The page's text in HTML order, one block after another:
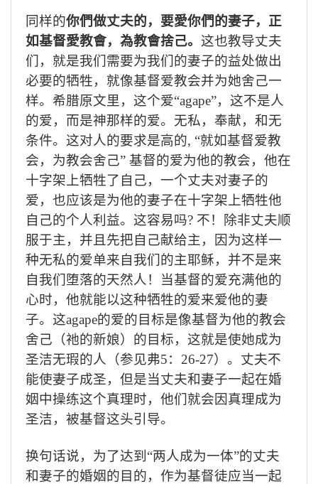
同样的你們做丈夫的，要愛你們的妻子，正
如基督愛教會，為教會捨己。 这也教导丈夫
们，就是我们需要为我们的妻子的益处做出
必要的牺牲，就像基督爱教会并为她舍己一
样。希腊原文里，这个爱“agape”，这不是人
的爱，而是神那样的爱。无私，奉献，和无
条件。这对人的要求是高的, “就如基督爱教
会，为教会舍己” 基督的爱为他的教会，他在
十字架上牺牲了自己，一个丈夫对妻子的
爱，也应该是为他的妻子在十字架上牺牲他
自己的个人利益。这容易吗? 不！
除非丈夫顺
服于主，并且先把自己献给主，因为这样一
种无私的爱单来自我们的主耶稣，并不是来
自我们堕落的天然人！当基督的爱充满他的
心时，他就能以这种牺牲的爱来爱他的妻
子。这agape的爱的目标是像基督为他的教会
舍己（祂的新娘）的目标，这就是使她成为
圣洁无瑕的人（参见弗5： 26-27）。丈夫不
能使妻子成圣，但是当丈夫和妻子一起在婚
姻中操练这个真理时，他们就会因真理成为
圣洁，被基督这头引导。
换句话说，为了达到“两人成为一体”的丈夫
和妻子的婚姻的目的，作为基督徒应当一起